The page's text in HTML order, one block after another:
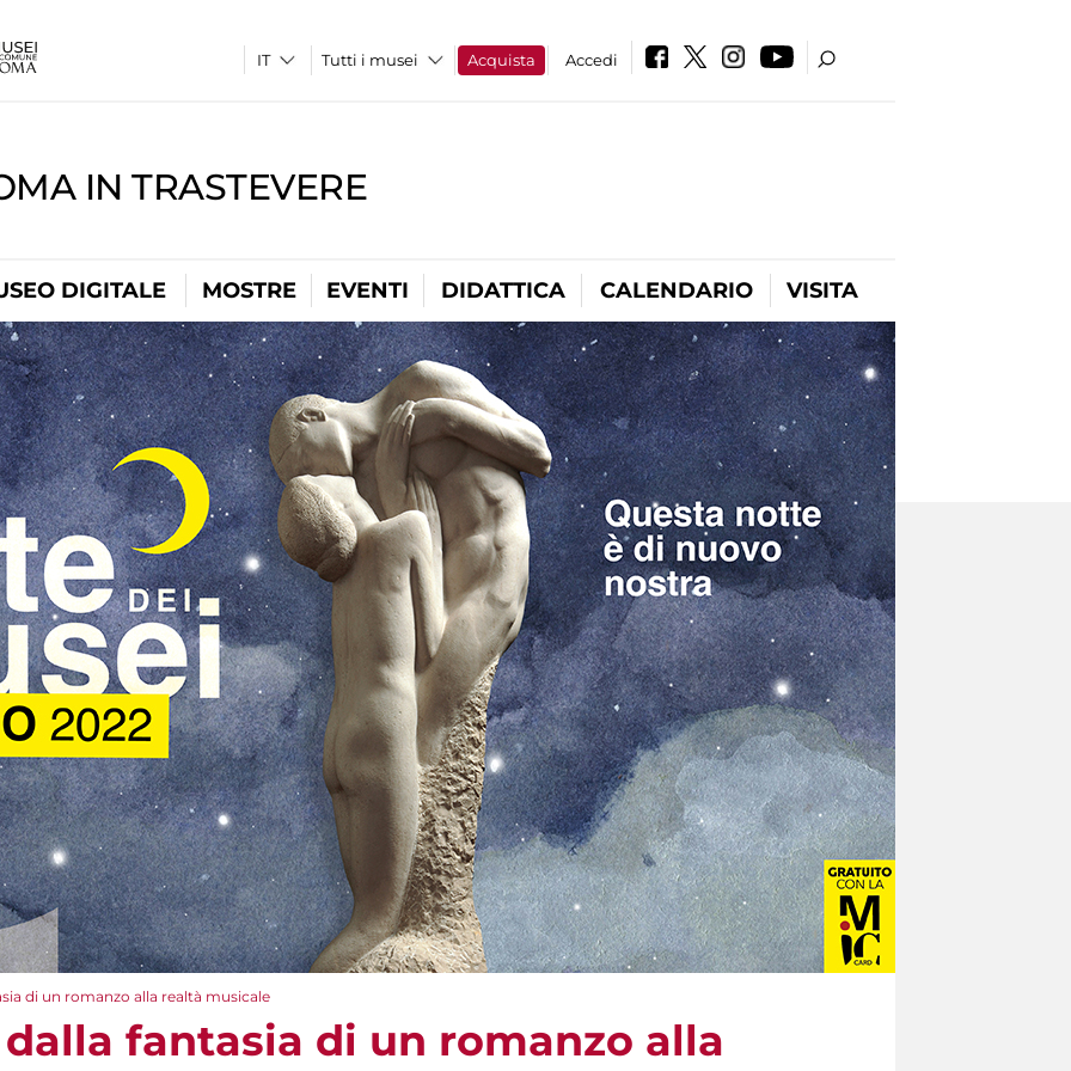
Tutti i musei Acquista Accedi
IN TRASTEVERE
DIGITALE MOSTRE EVENTI DIDATTICA CALENDARIO VISITA
di un romanzo alla realtà musicale
fantasia di un romanzo alla